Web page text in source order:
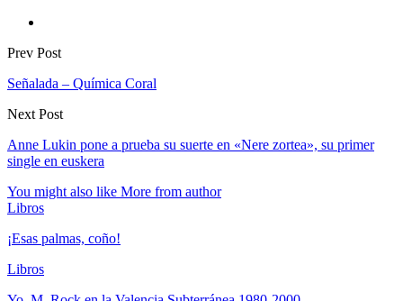
Prev Post
Señalada – Química Coral
Next Post
Anne Lukin pone a prueba su suerte en «Nere zortea», su primer
single en euskera
You might also like More from author
Libros
¡Esas palmas, coño!
Libros